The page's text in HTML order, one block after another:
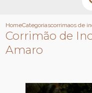
HomeCategoriascorrimaos de
Corrimão de
Amaro